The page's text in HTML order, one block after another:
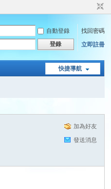
自動登錄
找回密碼
登錄 立即註冊
快捷導航
加為好友
發送消息